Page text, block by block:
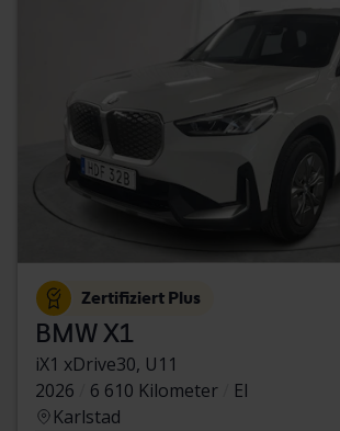
Zertifiziert Plus
BMW X1
iX1 xDrive30, U11
2026
6 610 Kilometer
El
Karlstad